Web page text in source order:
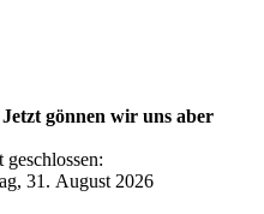
gönnen wir uns aber
31. August 2026